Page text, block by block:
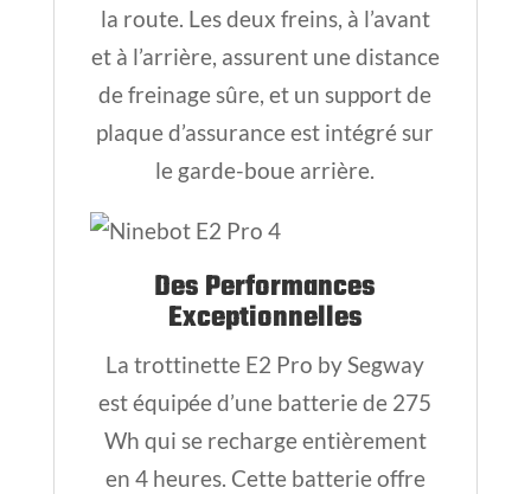
la route. Les deux freins, à l’avant
et à l’arrière, assurent une distance
de freinage sûre, et un support de
plaque d’assurance est intégré sur
le garde-boue arrière.
Des Performances
Exceptionnelles
La trottinette E2 Pro by Segway
est équipée d’une batterie de 275
Wh qui se recharge entièrement
en 4 heures. Cette batterie offre